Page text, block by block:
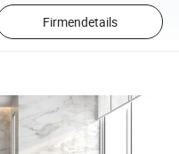
Firmendetails